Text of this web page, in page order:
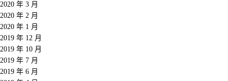
2020 年 3 月
2020 年 2 月
2020 年 1 月
2019 年 12 月
2019 年 10 月
2019 年 7 月
2019 年 6 月